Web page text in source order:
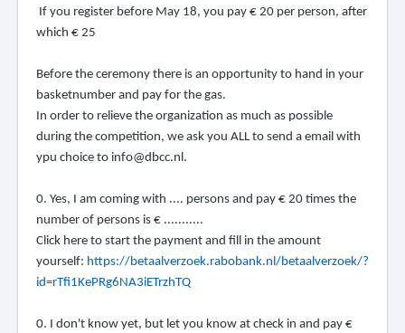
If you register before May 18, you pay € 20 per person, after
which € 25
Before the ceremony there is an opportunity to hand in your
basketnumber and pay for the gas.
In order to relieve the organization as much as possible
during the competition, we ask you ALL to send a email with
ypu choice to info@dbcc.nl.
0. Yes, I am coming with .... persons and pay € 20 times the
number of persons is € ...........
Click here to start the payment and fill in the amount
yourself: https://betaalverzoek.rabobank.nl/betaalverzoek/?
id=rTfi1KePRg6NA3iETrzhTQ
0. I don't know yet, but let you know at check in and pay €